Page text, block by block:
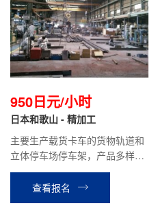
950日元/小时
日本和歌山 - 精加工
主要生产载货卡车的货物轨道和
立体停车场停车架，产品多样，
经营稳定。主要负责产品的组
装、焊接、打磨等工序。
查看报名